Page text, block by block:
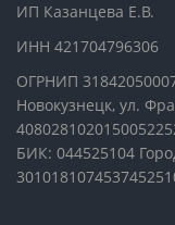
ИП Казанцева Е.В.
ИНН 421704796306
ОГРНИП
Новокузнецк, ул.
БИК: 044525104